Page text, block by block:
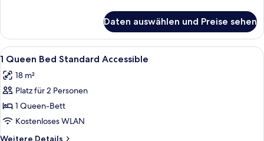
Daten auswählen und Preise sehen
Alle
Fotos
für
1
Queen
Bed
Standard
Allergikerbettwaren, Schreibtisch,
4
1 Queen Bed Standard Accessible
18 m²
Platz für 2 Personen
1 Queen-Bett
Kostenloses WLAN
Weitere Details
Weitere